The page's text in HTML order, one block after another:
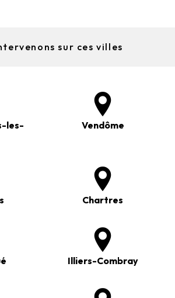
sur ces villes
les-
Vendôme
Chartres
Illiers-Combray